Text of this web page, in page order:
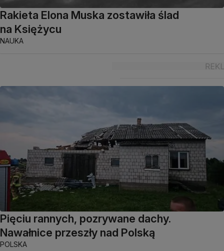
Rakieta Elona Muska zostawiła ślad
na Księżycu
NAUKA
Pięciu rannych, pozrywane dachy.
Nawałnice przeszły nad Polską
POLSKA